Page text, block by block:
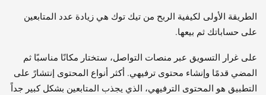
الطريقة الأولى لكيفية الربح من تيك توك هي زيادة عدد المتابعين
على حساباتك ثم بيعها.
على غرار التسويق عبر منصات التواصل، ستختار مكانًا مناسبًا ثم
المضي قدمًا وإنشاء محتوى ترفيهي. أكثر أنواع المحتوى إنتشارً على
التطبيق هو المحتوى الترفيهي، الذي يجذب المتابعين بشكل كبير جداً